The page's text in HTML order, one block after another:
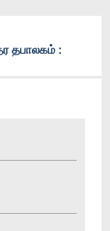
தபாலகம் :